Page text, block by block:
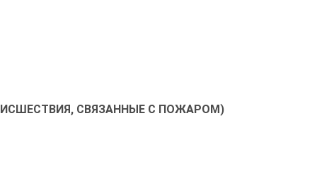
СВЯЗАННЫЕ С ПОЖАРОМ)